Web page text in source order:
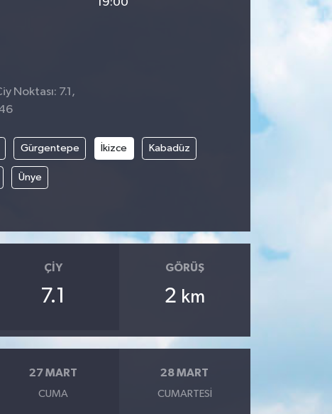
Noktası: 7.1,
Gürgentepe İkizce Kabadüz
Ünye
ÇIY
7.1
GÖRÜŞ
2 km
27 MART
CUMA
28 MART
CUMARTESI